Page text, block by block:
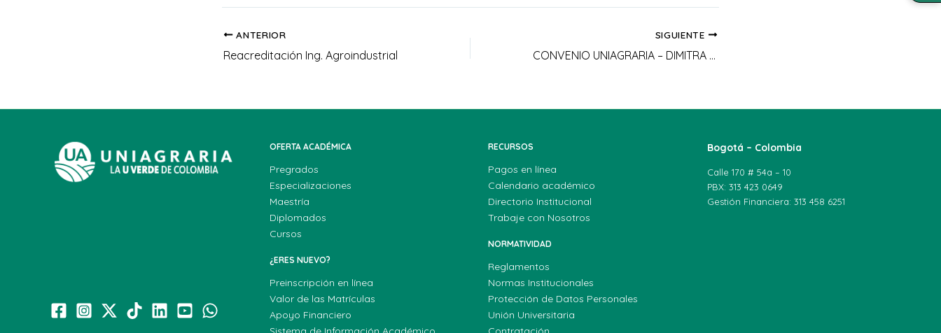
ANTERIOR
Reacreditación Ing. Agroindustrial
SIGUIENTE
CONVENIO UNIAGRARIA – DIMITRA TECHNOLOGY, vamos por una Agroindustria 4.0
OFERTA ACADÉMICA
Pregrados
Especializaciones
Maestría
Diplomados
Cursos
¿ERES NUEVO?
Preinscripción en línea
Valor de las Matrículas
Apoyo Financiero
RECURSOS
Pagos en línea
Calendario académico
Directorio Institucional
Trabaje con Nosotros
NORMATIVIDAD
Reglamentos
Normas Institucionales
Protección de Datos Personales
Unión Universitaria
Bogotá – Colombia
Calle 170 # 54a – 10
PBX: 313 423 0649
Gestión Financiera: 313 458 6251